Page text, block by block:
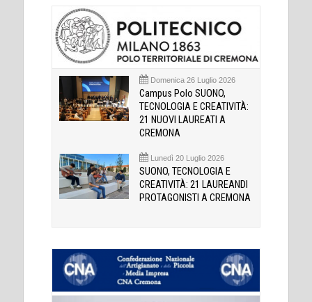
Domenica 26 Luglio 2026
Campus Polo SUONO,
TECNOLOGIA E CREATIVITÀ:
21 NUOVI LAUREATI A
CREMONA
Lunedì 20 Luglio 2026
SUONO, TECNOLOGIA E
CREATIVITÀ: 21 LAUREANDI
PROTAGONISTI A CREMONA